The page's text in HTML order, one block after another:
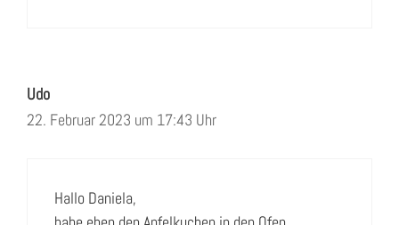
Udo
22. Februar 2023 um 17:43 Uhr
Hallo Daniela,